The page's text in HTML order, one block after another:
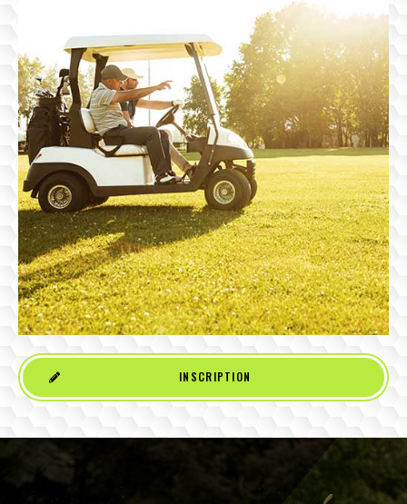
INSCRIPTION